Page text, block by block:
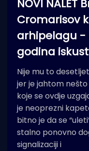
NOVI
Cromarisov
arhipelagu -
godina
Nije mu to
jer je jahtom
koje se ovdje
je neoprezni
bitno je da se
stalno ponovno
signalizaciji i